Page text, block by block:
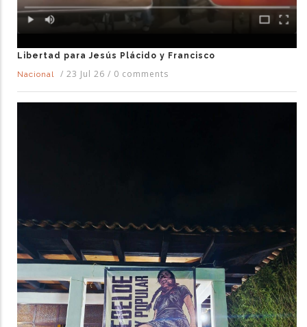
Libertad para Jesús Plácido y Francisco
Nacional
/ 23 Jul 26 / 0 comments